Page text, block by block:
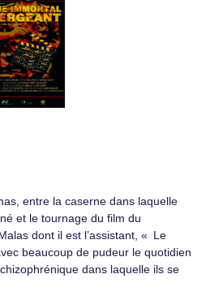
entre la caserne dans laquelle
et le tournage du film du
dont il est l’assistant, « Le
beaucoup de pudeur le quotidien
dans laquelle ils se